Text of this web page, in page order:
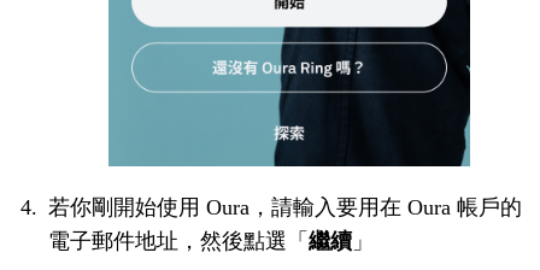
若你剛開始使用 Oura，請輸入要用在 Oura 帳戶的
電子郵件地址，然後點選「 繼續」